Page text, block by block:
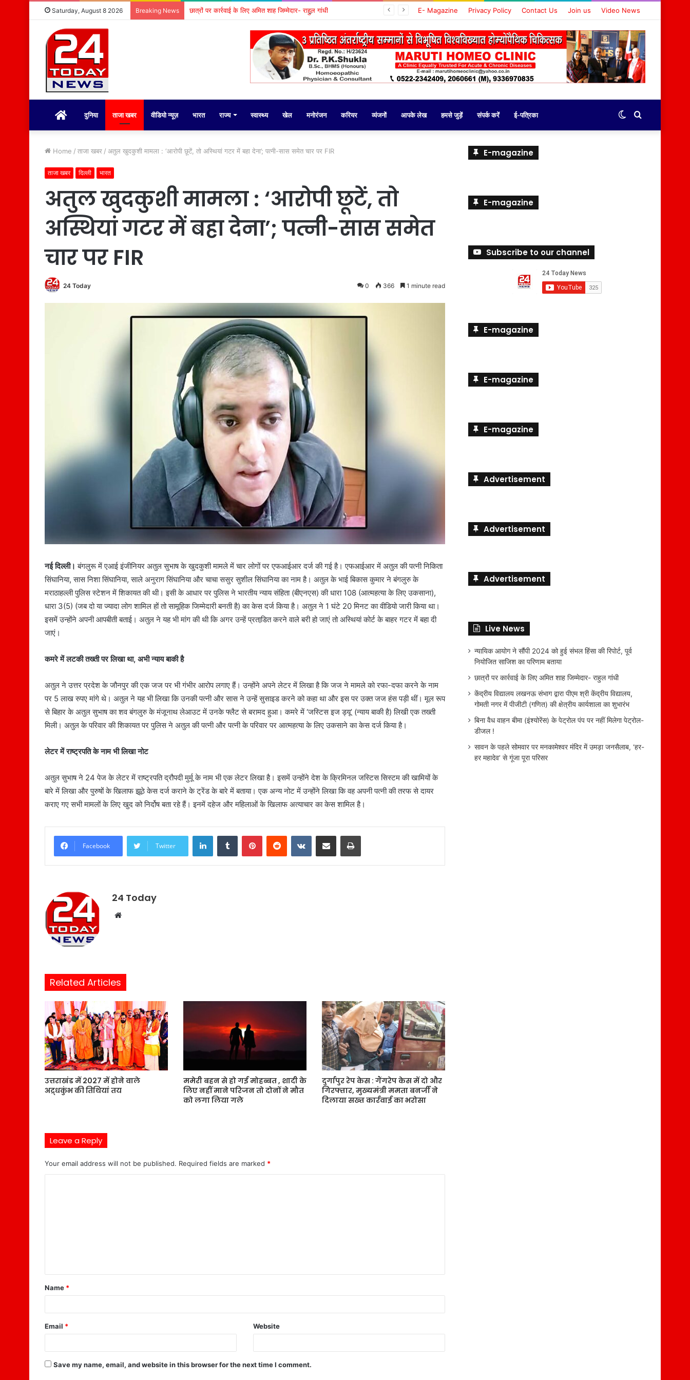
Saturday, August 8 2026 Breaking News छात्रों पर कार्रवाई के लिए अमित शाह जिम्मेदार- राहुल गांधी E- Magazine Privacy Policy Contact Us Join us Video News
होम दुनिया ताजा खबर वीडियो न्यूज़ भारत राज्य स्वास्थ्य खेल मनोरंजन करियर व्यंजनों आपके लेख हमसे जुड़ें संपर्क करें ई-पत्रिका Search
Switch
Home / ताजा खबर / अतुल खुदकुशी मामला : ‘आरोपी छूटें, तो अस्थियां गटर में बहा देना’; पत्नी-सास समेत चार पर FIR
ताजा खबर दिल्ली भारत
अतुल खुदकुशी मामला : ‘आरोपी छूटें, तो
अस्थियां गटर में बहा देना’; पत्नी-सास समेत
चार पर FIR
24 Today 0 366 1 minute read
नई दिल्ली।बंगलुरू में एआई इंजीनियर अतुल सुभाष के खुदकुशी मामले में चार लोगों पर एफआईआर दर्ज की गई है। एफआईआर में अतुल की पत्नी निकिता
सिंघानिया, सास निशा सिंघानिया, साले अनुराग सिंघानिया और चाचा ससुर सुशील सिंघानिया का नाम है। अतुल के भाई बिकास कुमार ने बंगलुरु के
मराठाहल्ली पुलिस स्टेशन में शिकायत की थी। इसी के आधार पर पुलिस ने भारतीय न्याय संहिता (बीएनएस) की धारा 108 (आत्महत्या के लिए उकसाना),
धारा 3(5) (जब दो या ज्यादा लोग शामिल हों तो सामूहिक जिम्मेदारी बनती है) का केस दर्ज किया है। अतुल ने 1 घंटे 20 मिनट का वीडियो जारी किया था।
इसमें उन्होंने अपनी आपबीती बताई। अतुल ने यह भी मांग की थी कि अगर उन्हें प्रताडि़त करने वाले बरी हो जाएं तो अस्थियां कोर्ट के बाहर गटर में बहा दी
जाएं।
कमरे में लटकी तख्ती पर लिखा था, अभी न्याय बाकी है
अतुल ने उत्तर प्रदेश के जौनपुर की एक जज पर भी गंभीर आरोप लगाए हैं। उन्होंने अपने लेटर में लिखा है कि जज ने मामले को रफा-दफा करने के नाम
पर 5 लाख रुपए मांगे थे। अतुल ने यह भी लिखा कि उनकी पत्नी और सास ने उन्हें सुसाइड करने को कहा था और इस पर उक्त जज हंस पड़ी थीं। मूल रूप
से बिहार के अतुल सुभाष का शव बंगलुरु के मंजूनाथ लेआउट में उनके फ्लैट से बरामद हुआ। कमरे में ‘जस्टिस इज ड्यू’ (न्याय बाकी है) लिखी एक तख्ती
मिली। अतुल के परिवार की शिकायत पर पुलिस ने अतुल की पत्नी और पत्नी के परिवार पर आत्महत्या के लिए उकसाने का केस दर्ज किया है।
लेटर में राष्ट्रपति के नाम भी लिखा नोट
अतुल सुभाष ने 24 पेज के लेटर में राष्ट्रपति द्रौपदी मुर्मू के नाम भी एक लेटर लिखा है। इसमें उन्होंने देश के क्रिमिनल जस्टिस सिस्टम की खामियों के
बारे में लिखा और पुरुषों के खिलाफ झूठे केस दर्ज कराने के ट्रेंड के बारे में बताया। एक अन्य नोट में उन्होंने लिखा कि वह अपनी पत्नी की तरफ से दायर
कराए गए सभी मामलों के लिए खुद को निर्दोष बता रहे हैं। इनमें दहेज और महिलाओं के खिलाफ अत्याचार का केस शामिल है।
Facebook Twitter
24 Today
t
e
Related Articles
उत्तराखंड में 2027 में होने वाले
अद्र्धकुंभ की तिथियां तय
ममेरी बहन से हो गई मोहब्बत , शादी के
लिए नहीं माने परिजन तो दोनों ने मौत
को लगा लिया गले
दुर्गापुर रेप केस : गैंगरेप केस में दो और
गिरफ्तार, मुख्यमंत्री ममता बनर्जी ने
दिलाया सख्त कार्रवाई का भरोसा
Leave a Reply
Your email address will not be published. Required fields are marked *
t
*
Name *
Email * Website
Save my name, email, and website in this browser for the next time I comment.
E-magazine
E-magazine
Subscribe to our channel
E-magazine
E-magazine
E-magazine
Advertisement
Advertisement
Advertisement
Live News
न्यायिक आयोग ने सौंपी 2024 को हुई संभल हिंसा की रिपोर्ट, पूर्व
नियोजित साजिश का परिणाम बताया
छात्रों पर कार्रवाई के लिए अमित शाह जिम्मेदार- राहुल गांधी
केंद्रीय विद्यालय लखनऊ संभाग द्वारा पीएम श्री केंद्रीय विद्यालय,
गोमती नगर में पीजीटी (गणित) की क्षेत्रीय कार्यशाला का शुभारंभ
बिना वैध वाहन बीमा (इंश्योरेंस) के पेट्रोल पंप पर नहीं मिलेगा पेट्रोल-
डीजल !
सावन के पहले सोमवार पर मनकामेश्वर मंदिर में उमड़ा जनसैलाब, ‘हर-
हर महादेव’ से गूंजा पूरा परिसर